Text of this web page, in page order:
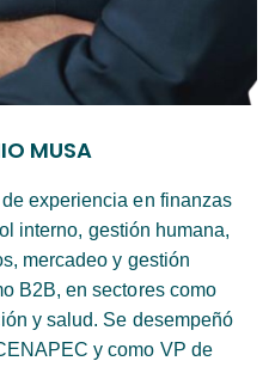
MUSA
experiencia en finanzas
interno, gestión humana,
mercadeo y gestión
B2B, en sectores como
y salud. Se desempeñó
y como VP de